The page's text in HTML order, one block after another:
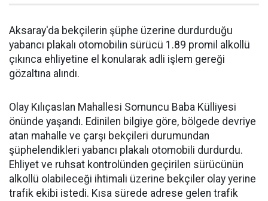
Aksaray'da bekçilerin şüphe üzerine durdurduğu
yabancı plakalı otomobilin sürücü 1.89 promil alkollü
çıkınca ehliyetine el konularak adli işlem gereği
gözaltına alındı.
Olay Kılıçaslan Mahallesi Somuncu Baba Külliyesi
önünde yaşandı. Edinilen bilgiye göre, bölgede devriye
atan mahalle ve çarşı bekçileri durumundan
şüphelendikleri yabancı plakalı otomobili durdurdu.
Ehliyet ve ruhsat kontrolünden geçirilen sürücünün
alkollü olabileceği ihtimali üzerine bekçiler olay yerine
trafik ekibi istedi. Kısa sürede adrese gelen trafik